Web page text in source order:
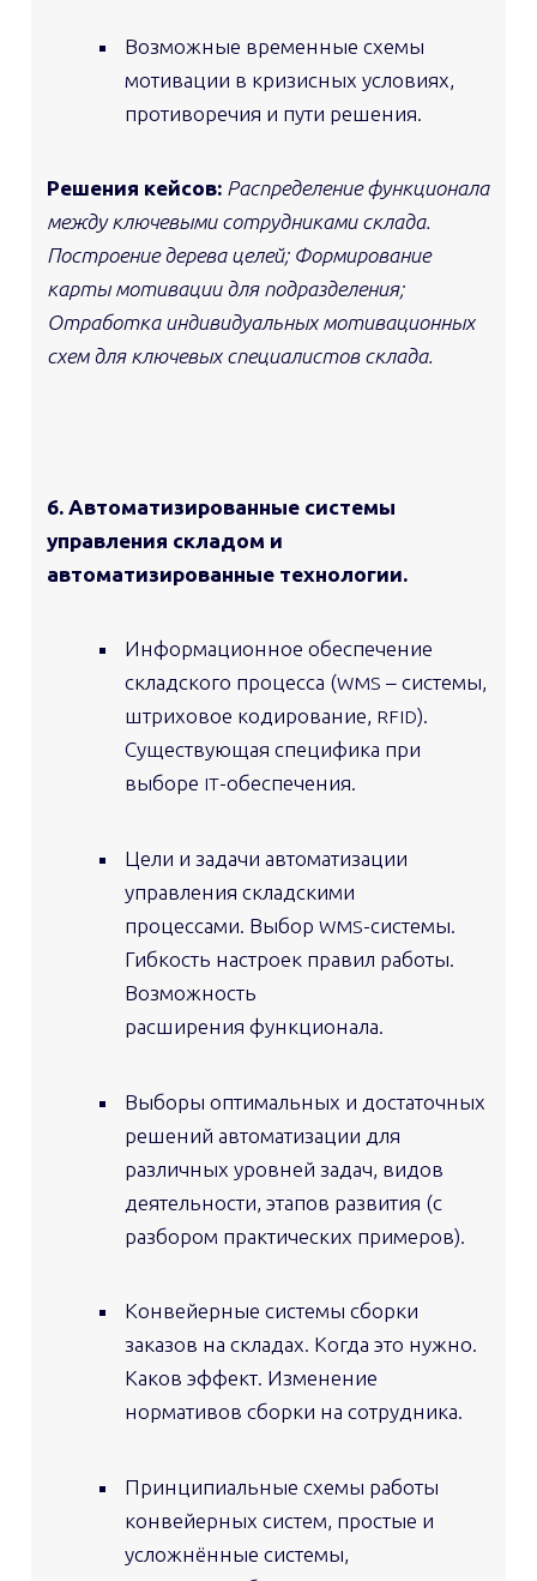
Возможные временные схемы
мотивации в кризисных условиях,
противоречия и пути решения.
Решения кейсов: Распределение функционала
между ключевыми сотрудниками склада.
Построение дерева целей; Формирование
карты мотивации для подразделения;
Отработка индивидуальных мотивационных
схем для ключевых специалистов склада.
6. Автоматизированные системы
управления складом и
автоматизированные технологии.
Информационное обеспечение
складского процесса (WMS – системы,
штриховое кодирование, RFID).
Существующая специфика при
выборе IT-обеспечения.
Цели и задачи автоматизации
управления складскими
процессами. Выбор WMS-системы.
Гибкость настроек правил работы.
Возможность
расширения функционала.
Выборы оптимальных и достаточных
решений автоматизации для
различных уровней задач, видов
деятельности, этапов развития (с
разбором практических примеров).
Конвейерные системы сборки
заказов на складах. Когда это нужно.
Каков эффект. Изменение
нормативов сборки на сотрудника.
Принципиальные схемы работы
конвейерных систем, простые и
усложнённые системы,